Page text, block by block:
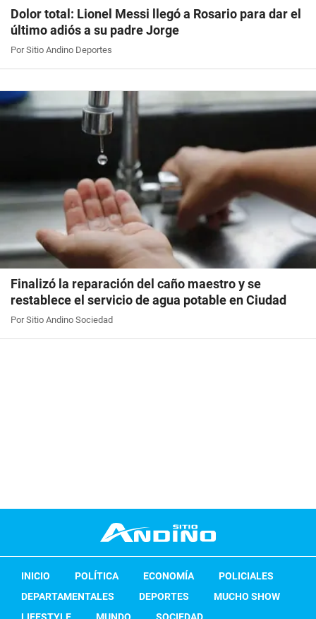
Dolor total: Lionel Messi llegó a Rosario para dar el
último adiós a su padre Jorge
Por Sitio Andino Deportes
Finalizó la reparación del caño maestro y se
restablece el servicio de agua potable en Ciudad
Por Sitio Andino Sociedad
INICIO POLÍTICA ECONOMÍA
POLICIALES
DEPARTAMENTALES
DEPORTES
MUCHO SHOW
LIFESTYLE
MUNDO SOCIEDAD